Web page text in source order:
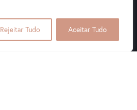
Rejeitar Tudo Aceitar Tudo
Podemos ajudar?